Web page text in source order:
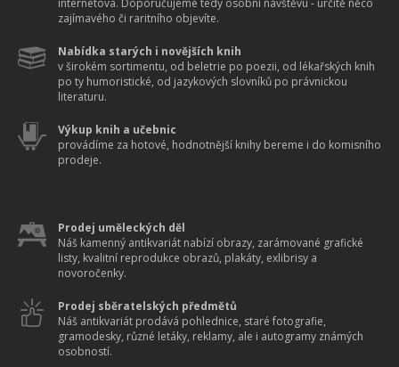
internetová. Doporučujeme tedy osobní návštěvu - určitě něco
zajímavého či raritního objevíte.
Nabídka starých i novějších knih
v širokém sortimentu, od beletrie po poezii, od lékařských knih
po ty humoristické, od jazykových slovníků po právnickou
literaturu.
Výkup knih a učebnic
provádíme za hotové, hodnotnější knihy bereme i do komisního
prodeje.
Prodej uměleckých děl
Náš kamenný antikvariát nabízí obrazy, zarámované grafické
listy, kvalitní reprodukce obrazů, plakáty, exlibrisy a
novoročenky.
Prodej sběratelských předmětů
Náš antikvariát prodává pohlednice, staré fotografie,
gramodesky, různé letáky, reklamy, ale i autogramy známých
osobností.